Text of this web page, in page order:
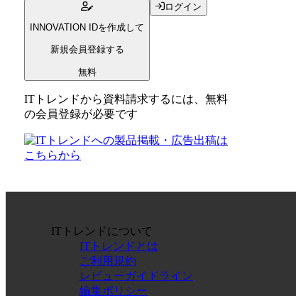
INNOVATION IDを作成して
新規会員登録する
無料
ログイン
ITトレンドから資料請求するには、無料
の会員登録が必要です
ITトレンドについて
ITトレンドとは
ご利用規約
レビューガイドライン
編集ポリシー